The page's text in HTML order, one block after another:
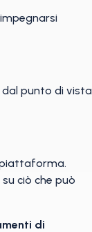
dal punto di vista
ciò che può
di